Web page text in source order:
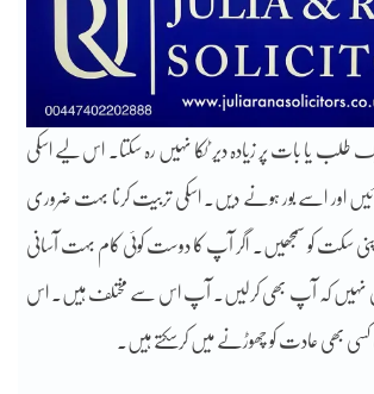
طلب یا بات پر زیادہ دیر ٹکا نہیں رہ سکتا۔ اس لیے اسکی
اور اسے بور ہونے دیں۔ اسکی تربیت کرنا بہت ضروری
سکت کو سمجھیں۔ اگر آپ کا دوست کوئی کام بہت آسانی
نہیں کہ آپ بھی کرلیں۔ آپ اس سے مختلف ہیں۔ اس
بھی عادت کو چھوڑنے میں کرسکتے ہیں۔